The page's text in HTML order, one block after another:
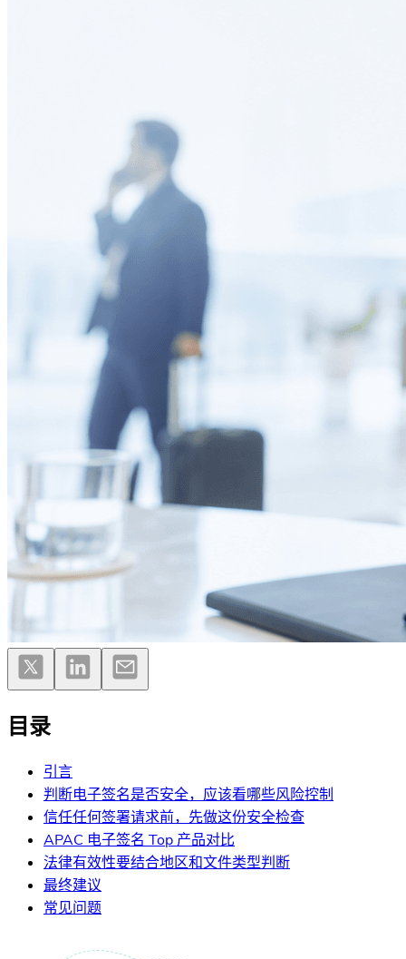
目录
引言
判断电子签名是否安全，应该看哪些风险控制
信任任何签署请求前，先做这份安全检查
APAC 电子签名 Top 产品对比
法律有效性要结合地区和文件类型判断
最终建议
常见问题